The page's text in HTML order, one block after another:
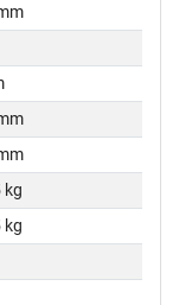
kg
kg